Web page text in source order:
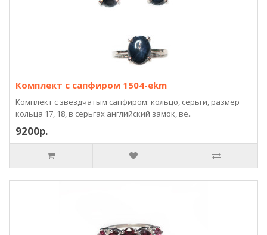
Комплект с сапфиром 1504-ekm
Комплект с звездчатым сапфиром: кольцо, серьги, размер
кольца 17, 18, в серьгах английский замок, ве..
9200р.